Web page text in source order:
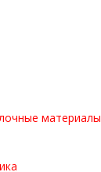
материалы